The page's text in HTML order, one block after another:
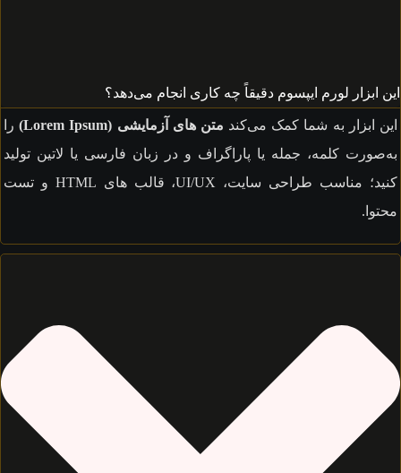
ابزار لورم ایپسوم دقیقاً چه کاری انجام می‌دهد؟
ابزار به شما کمک می‌کندمتن های آزمایشی (Lorem Ipsum)
را
کلمه، جمله یا پاراگراف و در زبان فارسی یا لاتین تولید
کنید؛ مناسب طراحی سایت، UI/UX، قالب های HTML و تست